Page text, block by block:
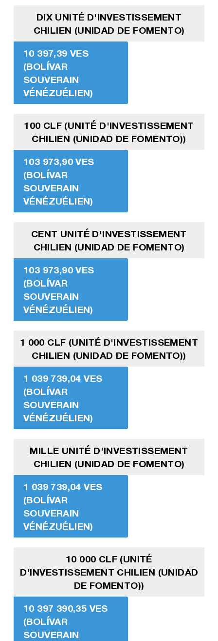
DIX UNITÉ D'INVESTISSEMENT
CHILIEN (UNIDAD DE FOMENTO)
10 397,39 VES
(BOLÍVAR
SOUVERAIN
VÉNÉZUÉLIEN)
100 CLF (UNITÉ D'INVESTISSEMENT
CHILIEN (UNIDAD DE FOMENTO))
103 973,90 VES
(BOLÍVAR
SOUVERAIN
VÉNÉZUÉLIEN)
CENT UNITÉ D'INVESTISSEMENT
CHILIEN (UNIDAD DE FOMENTO)
103 973,90 VES
(BOLÍVAR
SOUVERAIN
VÉNÉZUÉLIEN)
1 000 CLF (UNITÉ D'INVESTISSEMENT
CHILIEN (UNIDAD DE FOMENTO))
1 039 739,04 VES
(BOLÍVAR
SOUVERAIN
VÉNÉZUÉLIEN)
MILLE UNITÉ D'INVESTISSEMENT
CHILIEN (UNIDAD DE FOMENTO)
1 039 739,04 VES
(BOLÍVAR
SOUVERAIN
VÉNÉZUÉLIEN)
10 000 CLF (UNITÉ
D'INVESTISSEMENT CHILIEN (UNIDAD
DE FOMENTO))
10 397 390,35 VES
(BOLÍVAR
SOUVERAIN